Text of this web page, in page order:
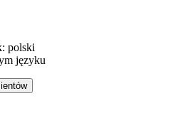
polski
języku